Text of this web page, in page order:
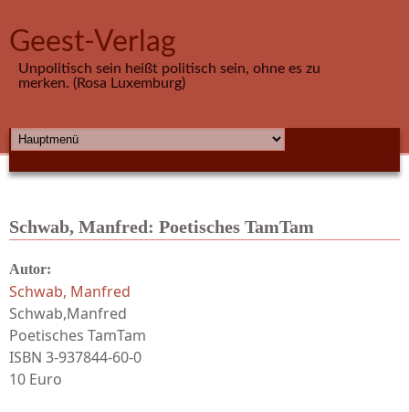
Geest-Verlag
Unpolitisch sein heißt politisch sein, ohne es zu
merken. (Rosa Luxemburg)
HAUPTMENÜ
Schwab, Manfred: Poetisches TamTam
Autor:
Schwab, Manfred
Schwab,Manfred
Poetisches TamTam
ISBN 3-937844-60-0
10 Euro